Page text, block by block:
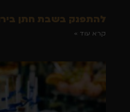
להתפנק בשבת חתן
קרא עוד »